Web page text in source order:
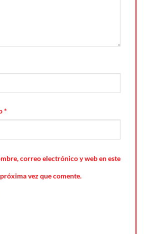
*
correo electrónico y web en este
vez que comente.